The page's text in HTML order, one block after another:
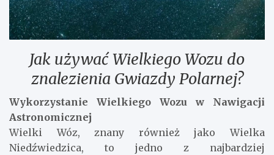
Jak używać Wielkiego Wozu do
znalezienia Gwiazdy Polarnej?
Wykorzystanie Wielkiego Wozu w Nawigacji
Astronomicznej
Wielki Wóz, znany również jako Wielka
Niedźwiedzica, to jedno z najbardziej